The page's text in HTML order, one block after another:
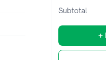
Subtotal
+